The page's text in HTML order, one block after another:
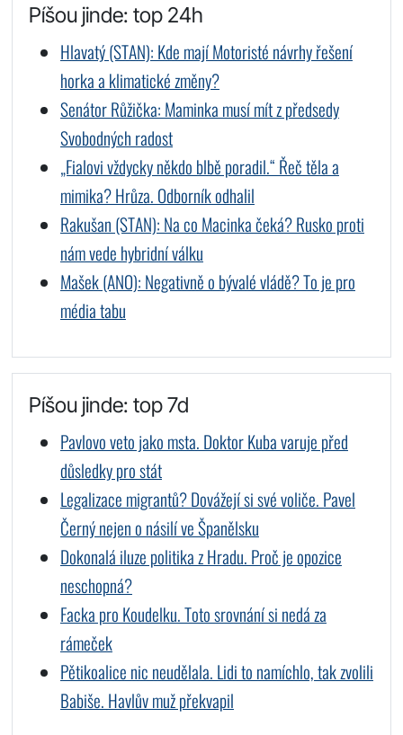
Píšou jinde: top 24h
Hlavatý (STAN): Kde mají Motoristé návrhy řešení
horka a klimatické změny?
Senátor Růžička: Maminka musí mít z předsedy
Svobodných radost
„Fialovi vždycky někdo blbě poradil.“ Řeč těla a
mimika? Hrůza. Odborník odhalil
Rakušan (STAN): Na co Macinka čeká? Rusko proti
nám vede hybridní válku
Mašek (ANO): Negativně o bývalé vládě? To je pro
média tabu
Píšou jinde: top 7d
Pavlovo veto jako msta. Doktor Kuba varuje před
důsledky pro stát
Legalizace migrantů? Dovážejí si své voliče. Pavel
Černý nejen o násilí ve Španělsku
Dokonalá iluze politika z Hradu. Proč je opozice
neschopná?
Facka pro Koudelku. Toto srovnání si nedá za
rámeček
Pětikoalice nic neudělala. Lidi to namíchlo, tak zvolili
Babiše. Havlův muž překvapil